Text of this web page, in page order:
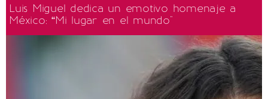
Luis Miguel dedica un emotivo homenaje a
México: “Mi lugar en el mundo"